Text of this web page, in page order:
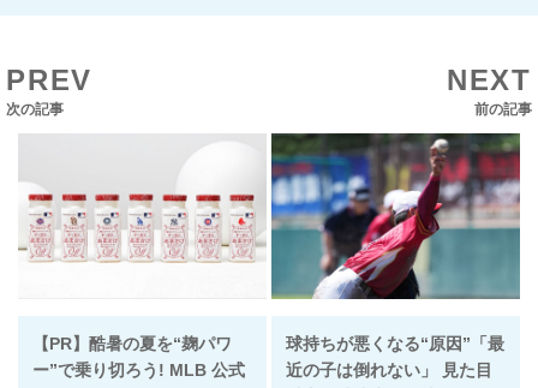
PREV
次の記事
NEXT
前の記事
【PR】酷暑の夏を“麹パワ
ー”で乗り切ろう! MLB 公式
球持ちが悪くなる“原因”「最
近の子は倒れない」 見た目